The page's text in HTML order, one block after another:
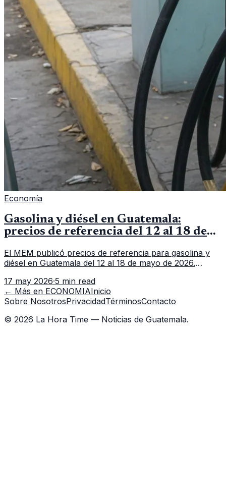
Economía
Gasolina y diésel en Guatemala:
precios de referencia del 12 al 18 de
El MEM publicó precios de referencia para gasolina y
diésel en Guatemala del 12 al 18 de mayo de 2026.
consultar el dato actualizado.
17 may 2026·5 min read
← Más en ECONOMIAInicio
Sobre NosotrosPrivacidadTérminosContacto
© 2026 La Hora Time — Noticias de Guatemala.